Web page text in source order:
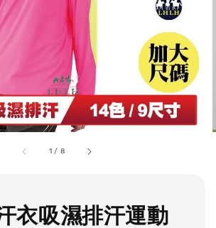
1 / 8
衣吸濕排汗運動